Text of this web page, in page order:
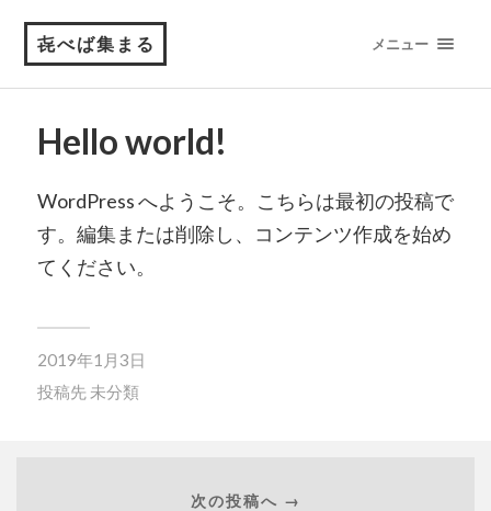
㐂べば集まる メニュー
Hello world!
WordPress へようこそ。こちらは最初の投稿で
す。編集または削除し、コンテンツ作成を始め
てください。
2019年1月3日
投稿先 未分類
次の投稿へ →